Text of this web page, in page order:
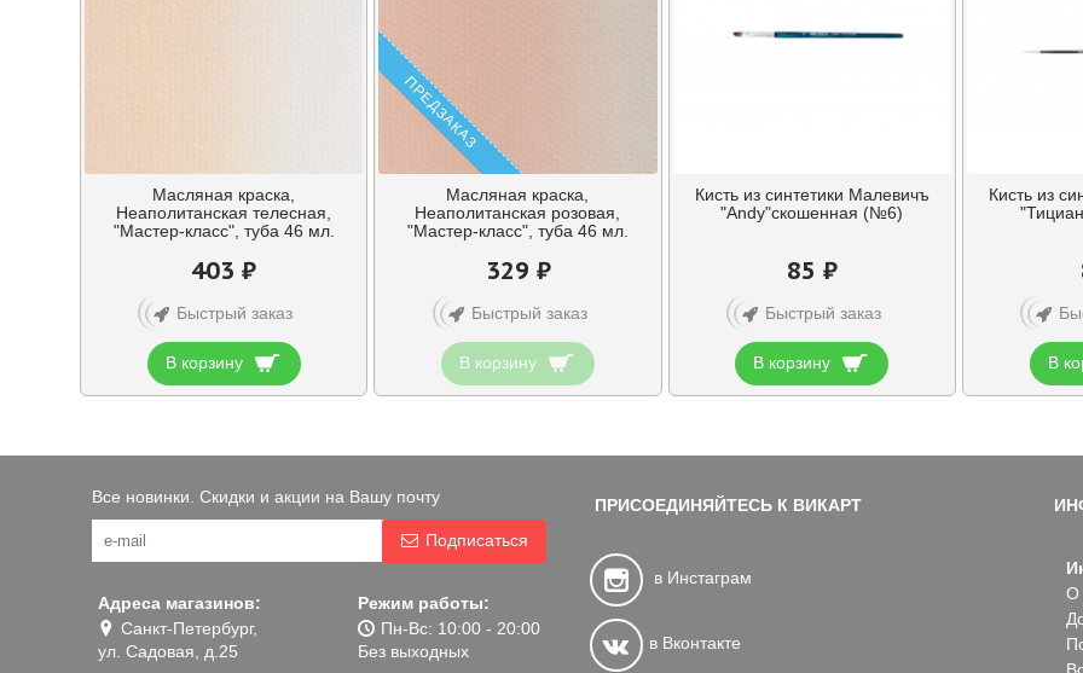
Масляная краска,
Неаполитанская телесная,
"Мастер-класс", туба 46 мл.
403 ₽
Быстрый заказ
В корзину
ПРЕДЗАКАЗ
Масляная краска,
Неаполитанская розовая,
"Мастер-класс", туба 46 мл.
329 ₽
Быстрый заказ
В корзину
Кисть из синтетики Малевичъ
"Andy"скошенная (№6)
85 ₽
Быстрый заказ
В корзину
Кисть из
В
Все новинки. Скидки и акции на Вашу почту
Подписаться
Адреса магазинов:
Санкт-Петербург,
ул. Садовая, д.25
Режим работы:
Пн-Вс: 10:00 - 20:00
Без выходных
ПРИСОЕДИНЯЙТЕСЬ К ВИКАРТ
в Инстаграм
в Вконтакте
О